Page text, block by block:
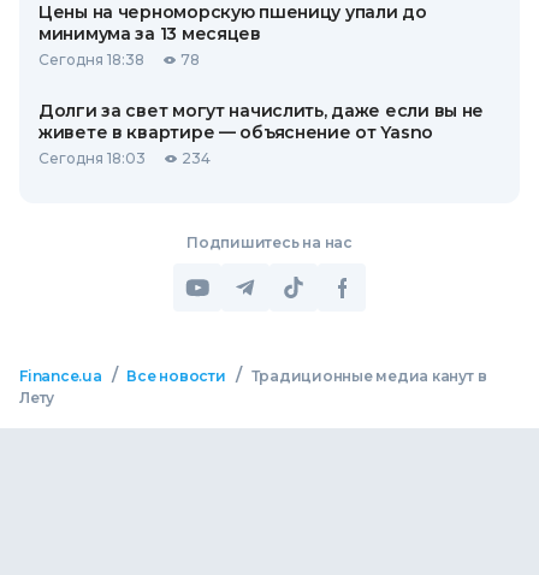
Цены на черноморскую пшеницу упали до
минимума за 13 месяцев
Сегодня 18:38 78
Долги за свет могут начислить, даже если вы не
живете в квартире — объяснение от Yasno
Сегодня 18:03 234
Подпишитесь на нас
Finance.ua / Все новости / Традиционные медиа канут в
Лету